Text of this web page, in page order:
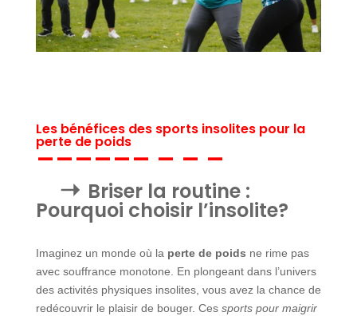
Les bénéfices des sports insolites pour la
perte de poids
Briser la routine :
Pourquoi choisir l’insolite?
Imaginez un monde où la perte de poids ne rime pas
avec souffrance monotone. En plongeant dans l’univers
des activités physiques insolites, vous avez la chance de
redécouvrir le plaisir de bouger. Ces sports pour maigrir